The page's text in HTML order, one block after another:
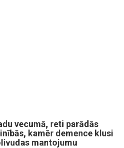
vecumā, reti parādās
kamēr demence klusi
mantojumu